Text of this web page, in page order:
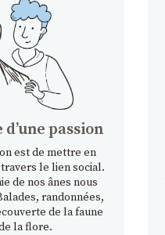
dʼune passion
est de mettre en
travers le lien social.
de nos ânes nous
randonnées,
de la faune
la flore.